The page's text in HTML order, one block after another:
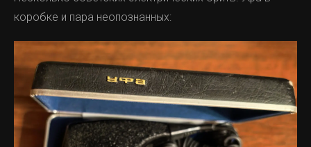
коробке и пара неопознанных: